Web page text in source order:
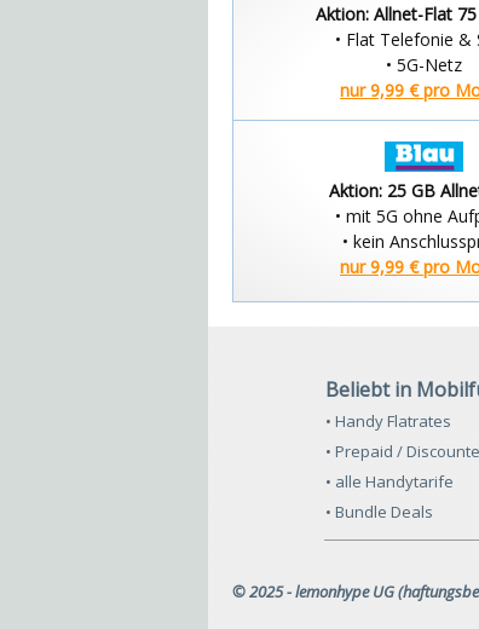
Aktion: Allnet-Flat
• Flat Telefonie &
• 5G-Netz
nur 9,99 € pro
Aktion: 25 GB
• mit 5G ohne
• kein
nur 9,99 € pro
Beliebt in
• Handy Flatrates
• Prepaid /
• alle Handytarife
• Bundle Deals
© 2025 - lemonhype UG